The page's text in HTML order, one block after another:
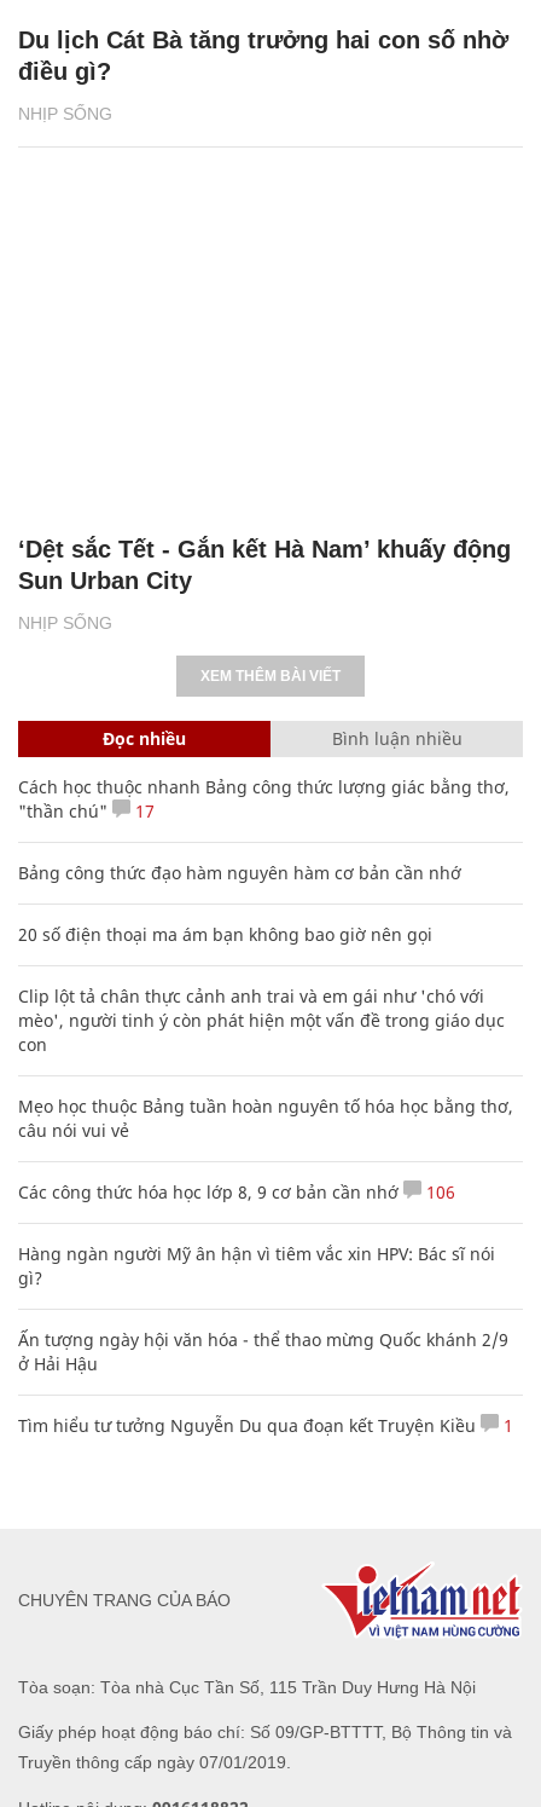
NHỊP SỐNG
Du lịch Cát Bà tăng trưởng hai con số nhờ
điều gì?
NHỊP SỐNG
‘Dệt sắc Tết - Gắn kết Hà Nam’ khuấy động
Sun Urban City
XEM THÊM BÀI VIẾT
Đọc nhiều Bình luận nhiều
Cách học thuộc nhanh Bảng công thức lượng giác bằng thơ,
"thần chú"
17
Bảng công thức đạo hàm nguyên hàm cơ bản cần nhớ
20 số điện thoại ma ám bạn không bao giờ nên gọi
Clip lột tả chân thực cảnh anh trai và em gái như 'chó với
mèo', người tinh ý còn phát hiện một vấn đề trong giáo dục
con
Mẹo học thuộc Bảng tuần hoàn nguyên tố hóa học bằng thơ,
câu nói vui vẻ
Các công thức hóa học lớp 8, 9 cơ bản cần nhớ 106
Hàng ngàn người Mỹ ân hận vì tiêm vắc xin HPV: Bác sĩ nói
gì?
Ấn tượng ngày hội văn hóa - thể thao mừng Quốc khánh 2/9
ở Hải Hậu
Tìm hiểu tư tưởng Nguyễn Du qua đoạn kết Truyện Kiều 1
Tòa soạn: Tòa nhà Cục Tần Số, 115 Trần Duy Hưng Hà Nội
Giấy phép hoạt động báo chí: Số 09/GP-BTTTT, Bộ Thông tin và
Truyền thông cấp ngày 07/01/2019.
CHUYÊN TRANG CỦA BÁO